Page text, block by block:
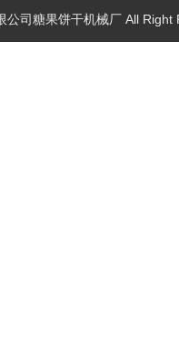
公司糖果饼干机械厂 All